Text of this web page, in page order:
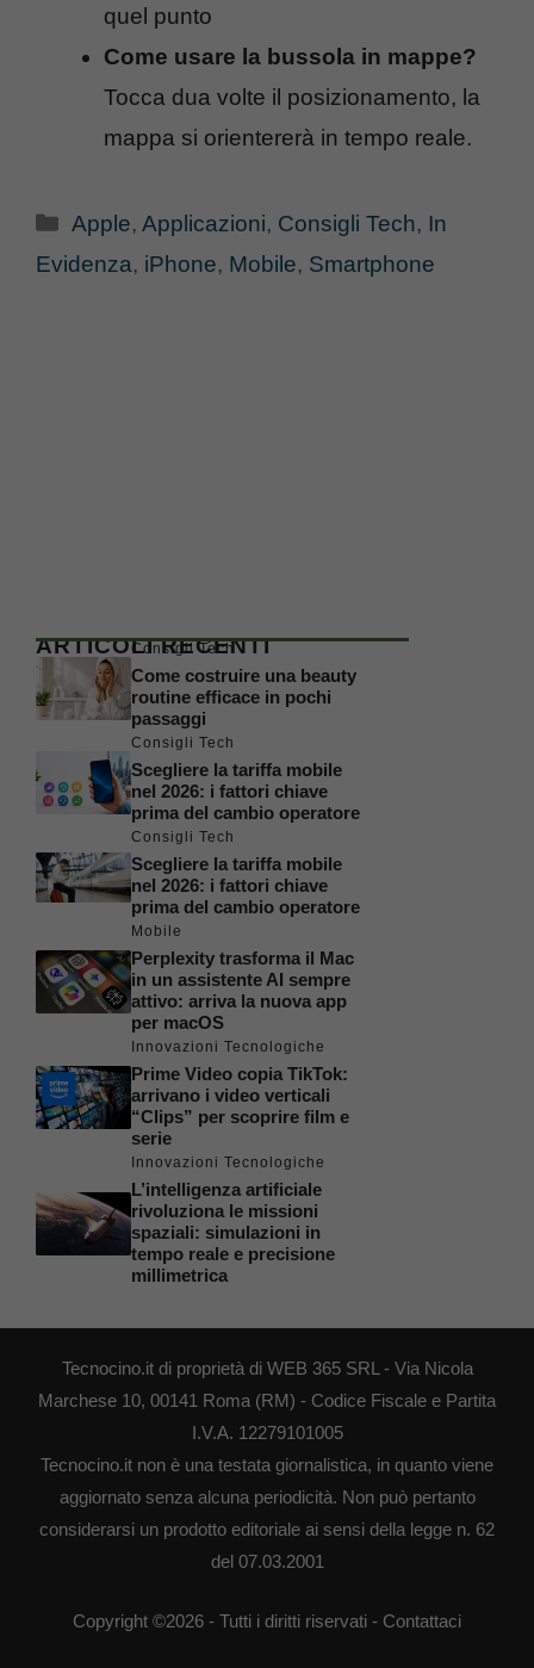
quel punto
Come usare la bussola in mappe?
Tocca dua volte il posizionamento, la
mappa si orientererà in tempo reale.
Categorie
Apple,Applicazioni, Consigli Tech, In
Evidenza, iPhone, Mobile, Smartphone
ARTICOLI RECENTI
Consigli Tech
Come costruire una beauty
routine efficace in pochi
passaggi
Consigli Tech
Scegliere la tariffa mobile
nel 2026: i fattori chiave
prima del cambio operatore
Consigli Tech
Scegliere la tariffa mobile
nel 2026: i fattori chiave
prima del cambio operatore
Mobile
Perplexity trasforma il Mac
in un assistente AI sempre
attivo: arriva la nuova app
per macOS
Innovazioni Tecnologiche
Prime Video copia TikTok:
arrivano i video verticali
“Clips” per scoprire film e
serie
Innovazioni Tecnologiche
L’intelligenza artificiale
rivoluziona le missioni
spaziali: simulazioni in
tempo reale e precisione
millimetrica
Tecnocino.it di proprietà di WEB 365 SRL - Via Nicola
Marchese 10, 00141 Roma (RM) - Codice Fiscale e Partita
I.V.A. 12279101005
Tecnocino.it non è una testata giornalistica, in quanto viene
aggiornato senza alcuna periodicità. Non può pertanto
considerarsi un prodotto editoriale ai sensi della legge n. 62
del 07.03.2001
Copyright ©2026 - Tutti i diritti riservati - Contattaci